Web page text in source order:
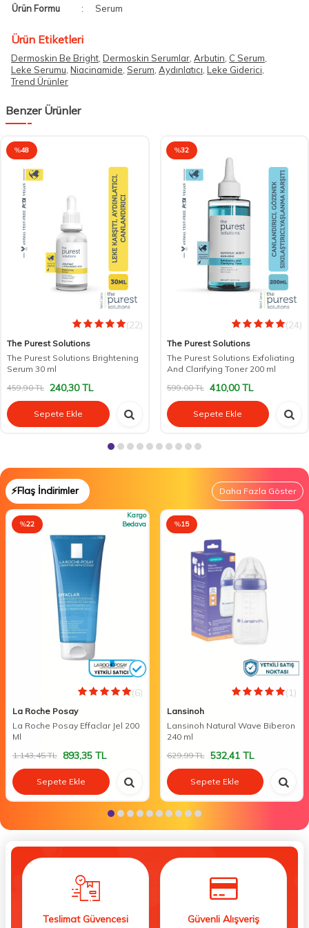
Ürün Formu : Serum
Ürün Etiketleri
Dermoskin Be Bright, Dermoskin Serumlar, Arbutin, C Serum,
Leke Serumu, Niacinamide, Serum, Aydınlatıcı, Leke Giderici,
Trend Ürünler
Benzer Ürünler
%48
(22)
The Purest Solutions
The Purest Solutions Brightening
Serum 30 ml
459,90TL 240,30TL
Sepete Ekle
%32
(24)
The Purest Solutions
The Purest Solutions Exfoliating
And Clarifying Toner 200 ml
599,00TL 410,00TL
Sepete Ekle
⚡Flaş İndirimler Daha Fazla Göster
%22
Kargo
Bedava
(6)
La Roche Posay
La Roche Posay Effaclar Jel 200
Ml
1.143,45TL 893,35 TL
Sepete Ekle
%15
(1)
Lansinoh
Lansinoh Natural Wave Biberon
240 ml
629,99TL 532,41TL
Sepete Ekle
Teslimat Güvencesi Güvenli Alışveriş